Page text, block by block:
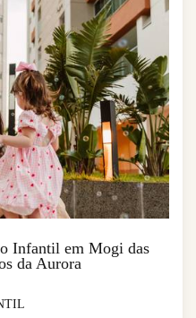
Infantil em Mogi das
da Aurora